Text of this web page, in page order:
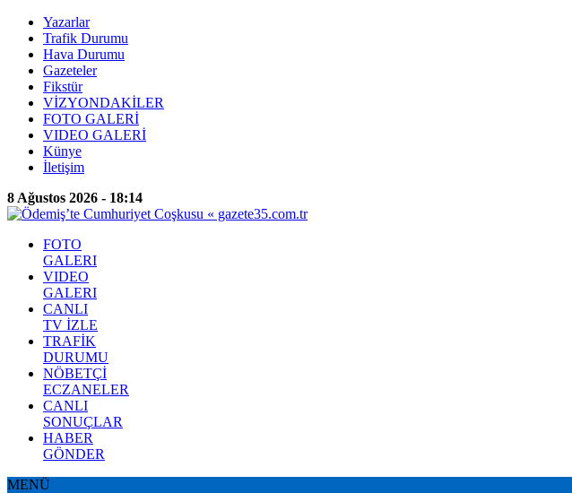
Yazarlar
Trafik Durumu
Hava Durumu
Gazeteler
Fikstür
VİZYONDAKİLER
FOTO GALERİ
VIDEO GALERİ
Künye
İletişim
8 Ağustos 2026 - 18:14
FOTO
GALERI
VIDEO
GALERI
CANLI
TV İZLE
TRAFİK
DURUMU
NÖBETÇİ
ECZANELER
CANLI
SONUÇLAR
HABER
GÖNDER
MENÜ